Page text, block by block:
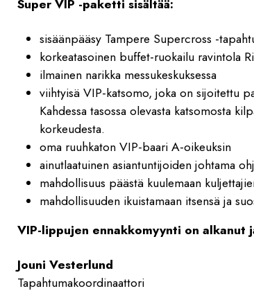
Super VIP -paketti sisältää:
sisäänpääsy Tampere Supercross -
korkeatasoinen buffet-ruokailu ravintola
ilmainen narikka messukeskuksessa
viihtyisä VIP-katsomo, joka on sijoitettu
Kahdessa tasossa olevasta katsomosta
korkeudesta.
oma ruuhkaton VIP-baari A-oikeuksin
ainutlaatuinen asiantuntijoiden johtama
mahdollisuus päästä kuulemaan
mahdollisuuden ikuistamaan itsensä ja
VIP-lippujen ennakkomyynti on alkanut
Jouni Vesterlund
Tapahtumakoordinaattori